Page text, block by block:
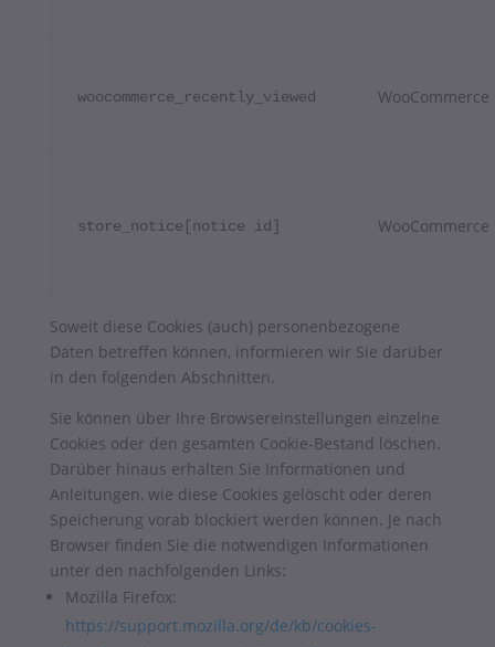
woocommerce_recently_viewed WooCommerce
store_notice[notice id] WooCommerce
Soweit diese Cookies (auch) personenbezogene
Daten betreffen können, informieren wir Sie darüber
in den folgenden Abschnitten.
Sie können über Ihre Browsereinstellungen einzelne
Cookies oder den gesamten Cookie-Bestand löschen.
Darüber hinaus erhalten Sie Informationen und
Anleitungen, wie diese Cookies gelöscht oder deren
Speicherung vorab blockiert werden können. Je nach
Browser finden Sie die notwendigen Informationen
unter den nachfolgenden Links:
Mozilla Firefox:
https://support.mozilla.org/de/kb/cookies-